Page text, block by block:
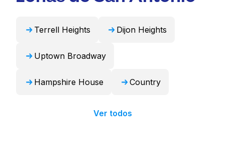
Terrell Heights Dijon Heights
Uptown Broadway
Hampshire House Country
Ver todos